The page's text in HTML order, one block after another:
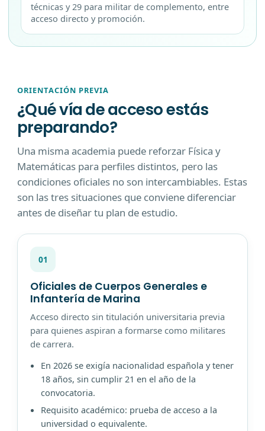
técnicas y 29 para militar de complemento, entre
acceso directo y promoción.
ORIENTACIÓN PREVIA
¿Qué vía de acceso estás
preparando?
Una misma academia puede reforzar Física y
Matemáticas para perfiles distintos, pero las
condiciones oficiales no son intercambiables. Estas
son las tres situaciones que conviene diferenciar
antes de diseñar tu plan de estudio.
01
Oficiales de Cuerpos Generales e
Infantería de Marina
Acceso directo sin titulación universitaria previa
para quienes aspiran a formarse como militares
de carrera.
En 2026 se exigía nacionalidad española y tener
18 años, sin cumplir 21 en el año de la
convocatoria.
Requisito académico: prueba de acceso a la
universidad o equivalente.